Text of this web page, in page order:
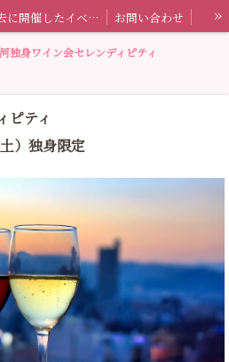
過去に開催したイベント情報
お問い合わせ
特定商取引法に基づく表記 ワイン会ブログ
»
独身ワイン会セレンディピティ
ピティ
）独身限定